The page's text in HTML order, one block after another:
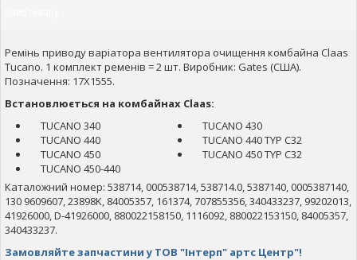
Ремінь приводу варіатора вентилятора очищення комбайна Claas
Tucano. 1 комплект ременів = 2 шт. Виробник: Gates (США).
Позначення: 17X1555.
Встановлюється на комбайнах Claas:
TUCANO 340
TUCANO 430
TUCANO 440
TUCANO 440 TYP C32
TUCANO 450
TUCANO 450 TYP C32
TUCANO 450-440
Каталожний номер: 538714, 000538714, 538714.0, 5387140, 0005387140,
130 9609607, 23898K, 84005357, 161374, 707855356, 340433237, 99202013,
41926000, D-41926000, 880022158150, 1116092, 880022153150, 84005357,
340433237.
Замовляйте запчастини у ТОВ "Інтерп" артс Центр"!